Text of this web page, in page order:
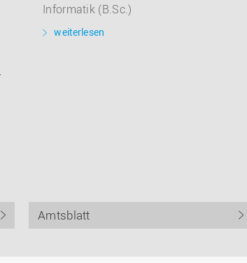
Informatik (B.Sc.)
weiterlesen
Amtsblatt